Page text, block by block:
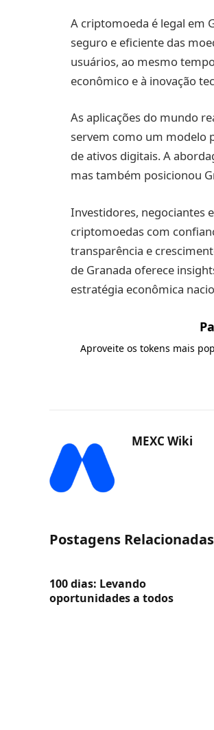
A criptomoeda é legal em
seguro e eficiente das
usuários, ao mesmo
econômico e à inovação
As aplicações do mundo
servem como um modelo
de ativos digitais. A
mas também posicionou
Investidores, negociantes
criptomoedas com
transparência e
de Granada oferece
estratégia econômica
Aproveite os tokens mais
MEXC Wiki
Postagens Relacionadas
100 dias: Levando
oportunidades a todos